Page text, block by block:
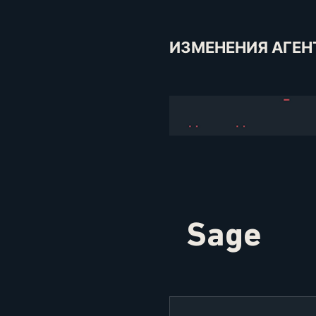
ИЗМЕНЕНИЯ
Sage